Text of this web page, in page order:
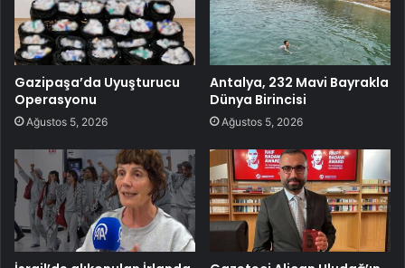
Gazipaşa’da Uyuşturucu
Operasyonu
Ağustos 5, 2026
Antalya, 232 Mavi Bayrakla
Dünya Birincisi
Ağustos 5, 2026